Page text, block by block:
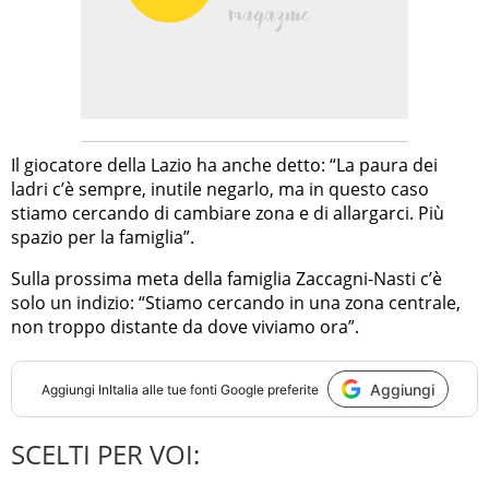
Il giocatore della Lazio ha anche detto: “La paura dei
ladri c’è sempre, inutile negarlo, ma in questo caso
stiamo cercando di cambiare zona e di allargarci. Più
spazio per la famiglia”.
Sulla prossima meta della famiglia Zaccagni-Nasti c’è
solo un indizio: “Stiamo cercando in una zona centrale,
non troppo distante da dove viviamo ora”.
Aggiungi InItalia alle tue fonti Google preferite Aggiungi
SCELTI PER VOI: